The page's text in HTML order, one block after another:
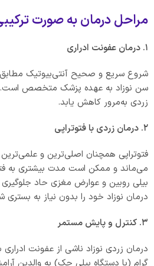
مراحل درمان به صورت
۱. درمان عفونت ادراری
شروع سریع و صحیح آنتی‌بیوتیک مطابق
سن نوزاد به عهده پزشک متخصص است.
زردی به‌مرور کاهش یابد.
۲. درمان زردی با فتوتراپی
فتوتراپی همچنان اصلی‌ترین و
می‌ماند و ممکن است مدت بیشتری به
بیلی روبین و عوارض مغزی حاد جلوگیری
درمان نوزاد خود را بدون نیاز به
۳. کنترل و پایش مستمر
درمان زردی نوزاد ناشی از عفونت
گرام (با دستگاه بیلی چک) به والدین